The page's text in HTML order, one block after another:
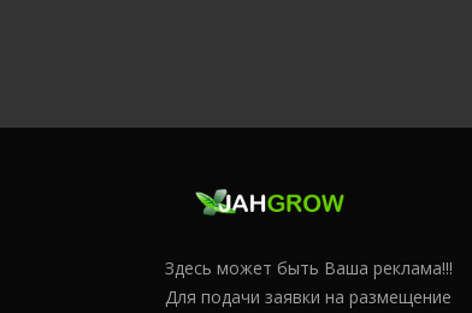
Здесь может быть Ваша реклама!!!
Для подачи заявки на размещение